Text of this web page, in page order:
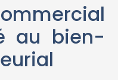
au bien-